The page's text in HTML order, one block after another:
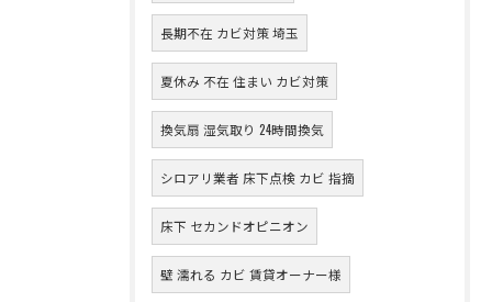
長期不在 カビ対策 埼玉
夏休み 不在 住まい カビ対策
換気扇 湿気取り 24時間換気
シロアリ業者 床下点検 カビ 指摘
床下 セカンドオピニオン
壁 濡れる カビ 賃貸オーナー様